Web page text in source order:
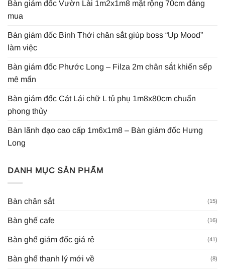
Bàn giám đốc Vườn Lài 1m2x1m8 mặt rộng 70cm đáng
mua
Bàn giám đốc Bình Thới chân sắt giúp boss “Up Mood”
làm việc
Bàn giám đốc Phước Long – Filza 2m chân sắt khiến sếp
mê mẩn
Bàn giám đốc Cát Lái chữ L tủ phụ 1m8x80cm chuẩn
phong thủy
Bàn lãnh đạo cao cấp 1m6x1m8 – Bàn giám đốc Hưng
Long
DANH MỤC SẢN PHẨM
Bàn chân sắt (15)
Bàn ghế cafe (16)
Bàn ghế giám đốc giá rẻ (41)
Bàn ghế thanh lý mới về (8)